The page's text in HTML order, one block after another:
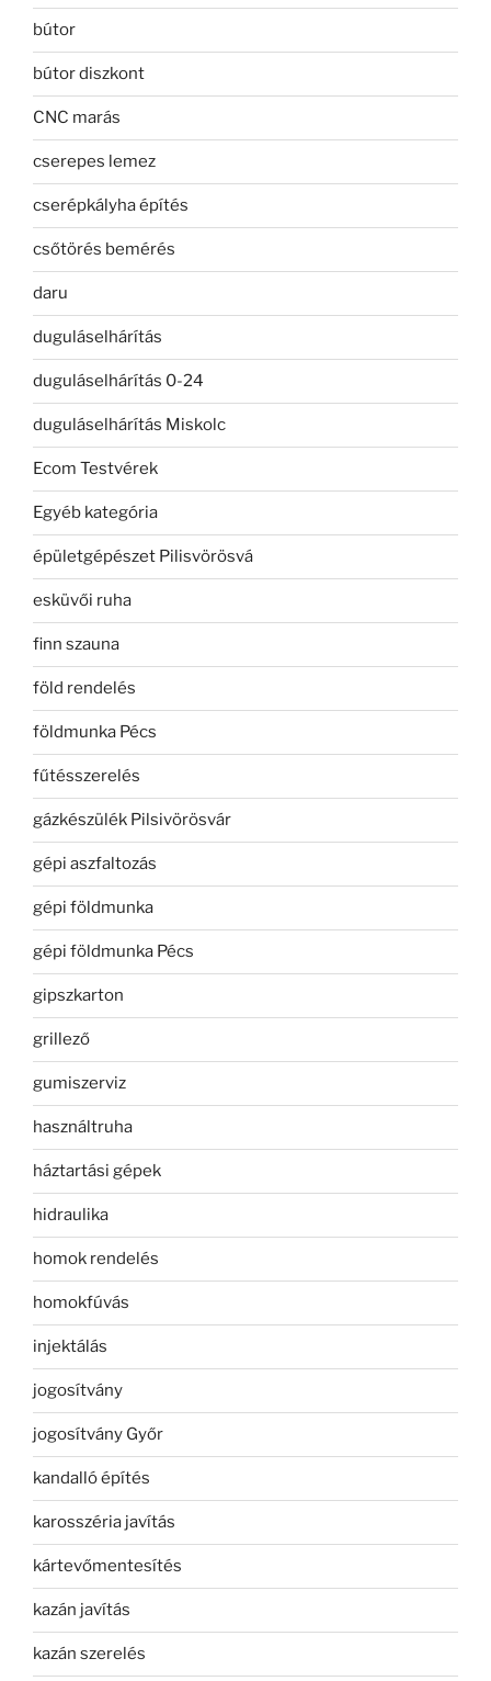
bútor
bútor diszkont
CNC marás
cserepes lemez
cserépkályha építés
csőtörés bemérés
daru
duguláselhárítás
duguláselhárítás 0-24
duguláselhárítás Miskolc
Ecom Testvérek
Egyéb kategória
épületgépészet Pilisvörösvá
esküvői ruha
finn szauna
föld rendelés
földmunka Pécs
fűtésszerelés
gázkészülék Pilsivörösvár
gépi aszfaltozás
gépi földmunka
gépi földmunka Pécs
gipszkarton
grillező
gumiszerviz
használtruha
háztartási gépek
hidraulika
homok rendelés
homokfúvás
injektálás
jogosítvány
jogosítvány Győr
kandalló építés
karosszéria javítás
kártevőmentesítés
kazán javítás
kazán szerelés